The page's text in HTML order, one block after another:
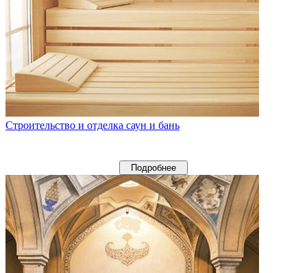
Строительство и отделка саун и бань
Подробнее